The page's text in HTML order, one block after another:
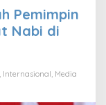
Pemimpin
Nabi di
Internasional Media